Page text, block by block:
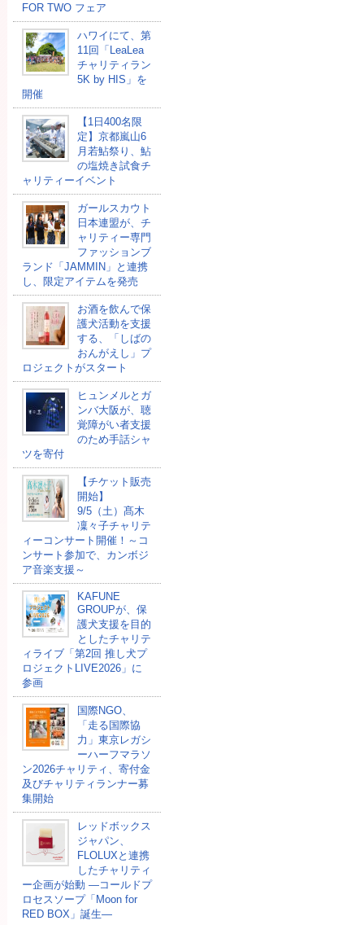
FOR TWO フェア
ハワイにて、第
11回「LeaLea
チャリティラン
5K by HIS」を
開催
【1日400名限
定】京都嵐山6
月若鮎祭り、鮎
の塩焼き試食チ
ャリティーイベント
ガールスカウト
日本連盟が、チ
ャリティー専門
ファッションブ
ランド「JAMMIN」と連携
し、限定アイテムを発売
お酒を飲んで保
護犬活動を支援
する、「しばの
おんがえし」プ
ロジェクトがスタート
ヒュンメルとガ
ンバ大阪が、聴
覚障がい者支援
のため手話シャ
ツを寄付
【チケット販売
開始】
9/5（土）髙木
凜々子チャリテ
ィーコンサート開催！～コ
ンサート参加で、カンボジ
ア音楽支援～
KAFUNE
GROUPが、保
護犬支援を目的
としたチャリテ
ィライブ「第2回 推し犬プ
ロジェクトLIVE2026」に
参画
国際NGO、
「走る国際協
力」東京レガシ
ーハーフマラソ
ン2026チャリティ、寄付金
及びチャリティランナー募
集開始
レッドボックス
ジャパン、
FLOLUXと連携
したチャリティ
ー企画が始動 ―コールドプ
ロセスソープ「Moon for
RED BOX」誕生―